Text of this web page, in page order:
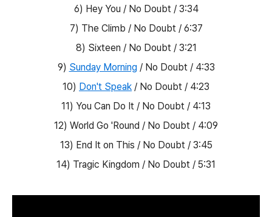
6) Hey You / No Doubt / 3:34
7) The Climb / No Doubt / 6:37
8) Sixteen / No Doubt / 3:21
9) Sunday Morning / No Doubt / 4:33
10) Don't Speak / No Doubt / 4:23
11) You Can Do It / No Doubt / 4:13
12) World Go 'Round / No Doubt / 4:09
13) End It on This / No Doubt / 3:45
14) Tragic Kingdom / No Doubt / 5:31